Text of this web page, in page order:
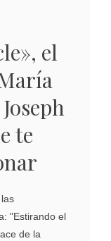
el
te
"Estirando el
de la